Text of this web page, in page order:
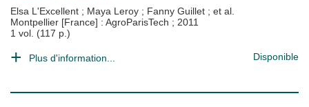
Elsa L'Excellent ; Maya Leroy ; Fanny Guillet ; et al.
Montpellier [France] : AgroParisTech ; 2011
1 vol. (117 p.)
Plus d'information... Disponible